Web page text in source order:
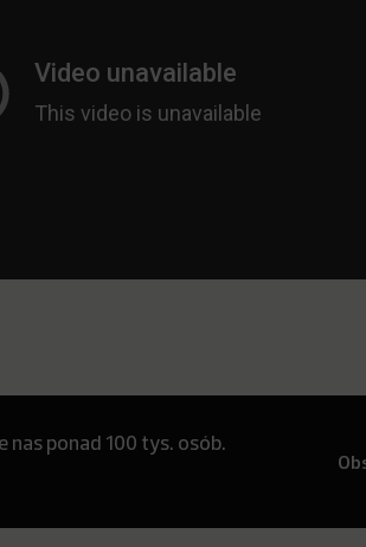
nas ponad 100 tys. osób.